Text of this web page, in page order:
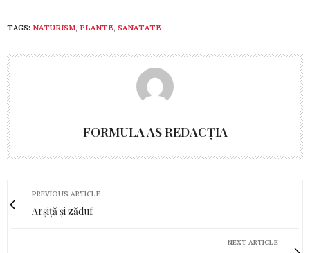
TAGS: NATURISM, PLANTE, SANATATE
FORMULA AS REDACȚIA
PREVIOUS ARTICLE
Arșiță și zăduf
NEXT ARTICLE